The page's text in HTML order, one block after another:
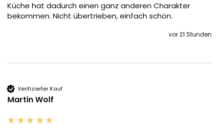
Küche hat dadurch einen ganz anderen Charakter
bekommen. Nicht übertrieben, einfach schön.
vor 21 Stunden
Verifizierter Kauf
Martin Wolf